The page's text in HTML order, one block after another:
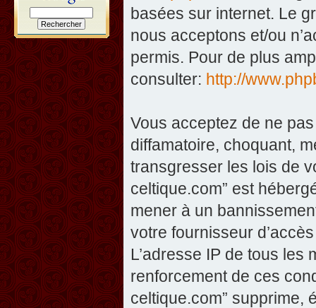
basées sur internet. Le
nous acceptons et/ou
permis. Pour de plus
consulter: http://
Vous acceptez de ne
diffamatoire, choquant,
transgresser les lois de
celtique.com” est
mener à un
votre fournisseur
L’adresse IP de tous
renforcement de ces
celtique.com” supprime,